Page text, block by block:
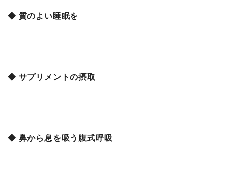
◆ 質のよい睡眠を
◆ サプリメントの摂取
◆ 鼻から息を吸う腹式呼吸